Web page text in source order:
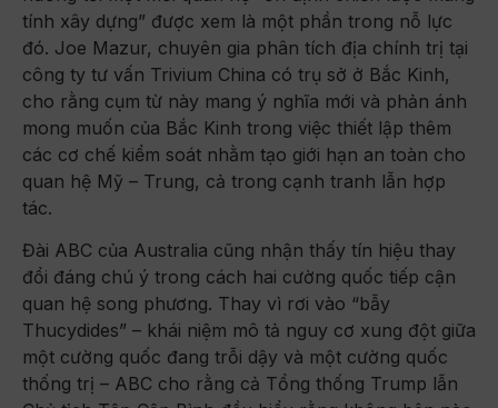
tính xây dựng” được xem là một phần trong nỗ lực
đó. Joe Mazur, chuyên gia phân tích địa chính trị tại
công ty tư vấn Trivium China có trụ sở ở Bắc Kinh,
cho rằng cụm từ này mang ý nghĩa mới và phản ánh
mong muốn của Bắc Kinh trong việc thiết lập thêm
các cơ chế kiểm soát nhằm tạo giới hạn an toàn cho
quan hệ Mỹ – Trung, cả trong cạnh tranh lẫn hợp
tác.
Đài ABC của Australia cũng nhận thấy tín hiệu thay
đổi đáng chú ý trong cách hai cường quốc tiếp cận
quan hệ song phương. Thay vì rơi vào “bẫy
Thucydides” – khái niệm mô tả nguy cơ xung đột giữa
một cường quốc đang trỗi dậy và một cường quốc
thống trị – ABC cho rằng cả Tổng thống Trump lẫn